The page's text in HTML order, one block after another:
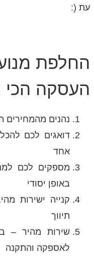
עת (:
החלפת
העסקה
נהנים מהמחירים
דואגים לכם
אחד
מספקים לכם
באופן יסודי
קנייה ישירות
תיווך
שירות מהיר –
לאספקה והתקנה